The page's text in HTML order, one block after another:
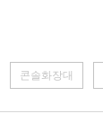
콘솔화장대